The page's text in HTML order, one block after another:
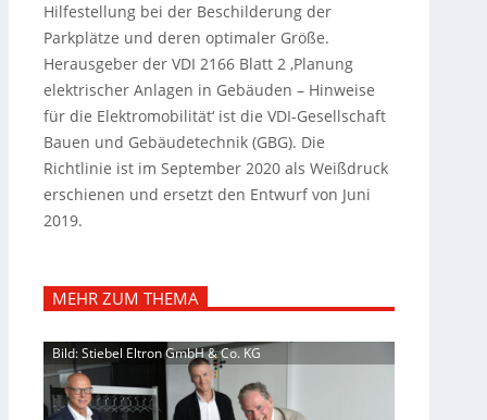
Hilfestellung bei der Beschilderung der
Parkplätze und deren optimaler Größe.
Herausgeber der VDI 2166 Blatt 2 ‚Planung
elektrischer Anlagen in Gebäuden – Hinweise
für die Elektromobilität‘ ist die VDI-Gesellschaft
Bauen und Gebäudetechnik (GBG). Die
Richtlinie ist im September 2020 als Weißdruck
erschienen und ersetzt den Entwurf von Juni
2019.
MEHR ZUM THEMA
Bild: Stiebel Eltron GmbH & Co. KG